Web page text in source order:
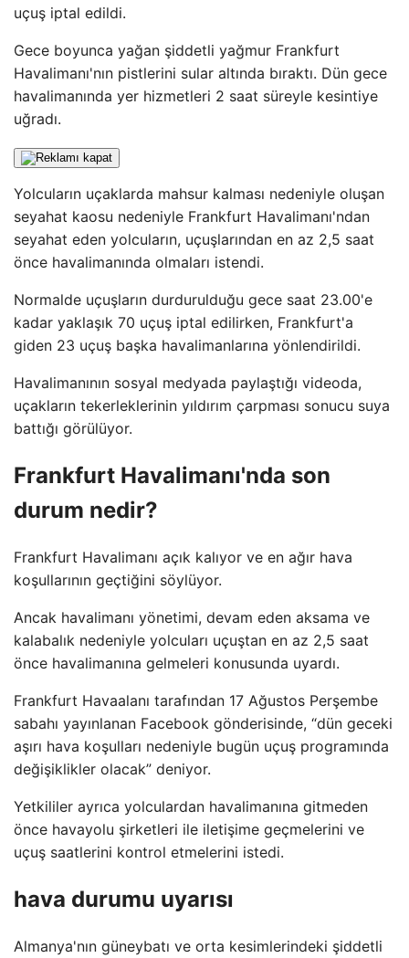
uçuş iptal edildi.
Gece boyunca yağan şiddetli yağmur Frankfurt
Havalimanı'nın pistlerini sular altında bıraktı. Dün gece
havalimanında yer hizmetleri 2 saat süreyle kesintiye
uğradı.
Yolcuların uçaklarda mahsur kalması nedeniyle oluşan
seyahat kaosu nedeniyle Frankfurt Havalimanı'ndan
seyahat eden yolcuların, uçuşlarından en az 2,5 saat
önce havalimanında olmaları istendi.
Normalde uçuşların durdurulduğu gece saat 23.00'e
kadar yaklaşık 70 uçuş iptal edilirken, Frankfurt'a
giden 23 uçuş başka havalimanlarına yönlendirildi.
Havalimanının sosyal medyada paylaştığı videoda,
uçakların tekerleklerinin yıldırım çarpması sonucu suya
battığı görülüyor.
Frankfurt Havalimanı'nda son
durum nedir?
Frankfurt Havalimanı açık kalıyor ve en ağır hava
koşullarının geçtiğini söylüyor.
Ancak havalimanı yönetimi, devam eden aksama ve
kalabalık nedeniyle yolcuları uçuştan en az 2,5 saat
önce havalimanına gelmeleri konusunda uyardı.
Frankfurt Havaalanı tarafından 17 Ağustos Perşembe
sabahı yayınlanan Facebook gönderisinde, “dün geceki
aşırı hava koşulları nedeniyle bugün uçuş programında
değişiklikler olacak” deniyor.
Yetkililer ayrıca yolculardan havalimanına gitmeden
önce havayolu şirketleri ile iletişime geçmelerini ve
uçuş saatlerini kontrol etmelerini istedi.
hava durumu uyarısı
Almanya'nın güneybatı ve orta kesimlerindeki şiddetli